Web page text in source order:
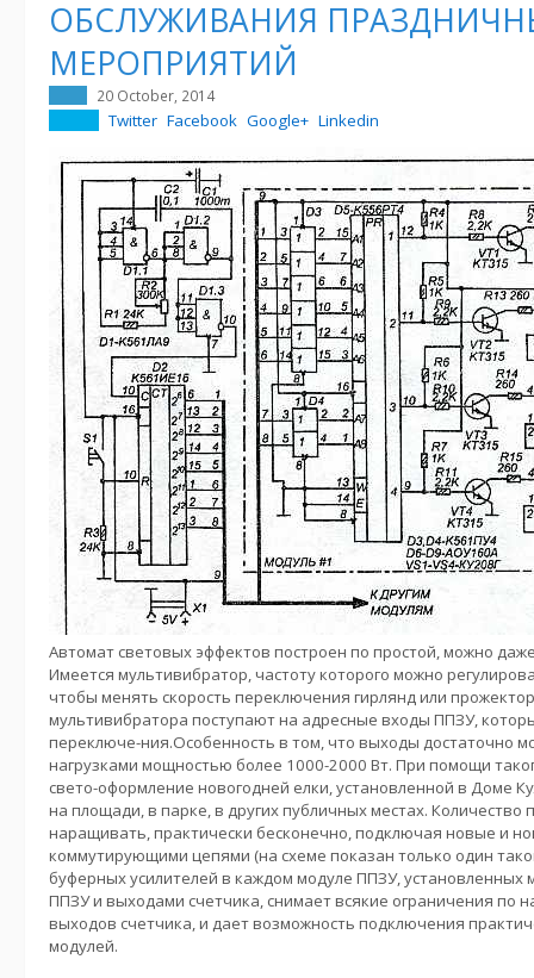
ОБСЛУЖИВАНИЯ
МЕРОПРИЯТИЙ
20 October, 2014
Twitter Facebook Google+ Linkedin
Автомат световых эффектов построен по простой, можно
Имеется мультивибратор, частоту которого можно
чтобы менять скорость переключения гирлянд или
мультивибратора поступают на адресные входы ППЗУ,
переключе-ния.Особенность в том, что выходы достаточно
нагрузками мощностью более 1000-2000 Вт. При помощи
свето-оформление новогодней елки, установленной в Доме
на площади, в парке, в других публичных местах.
наращивать, практически бесконечно, подключая новые и
коммутирующими цепями (на схеме показан только один
буферных усилителей в каждом модуле ППЗУ,
ППЗУ и выходами счетчика, снимает всякие ограничения по
выходов счетчика, и дает возможность подключения
модулей.